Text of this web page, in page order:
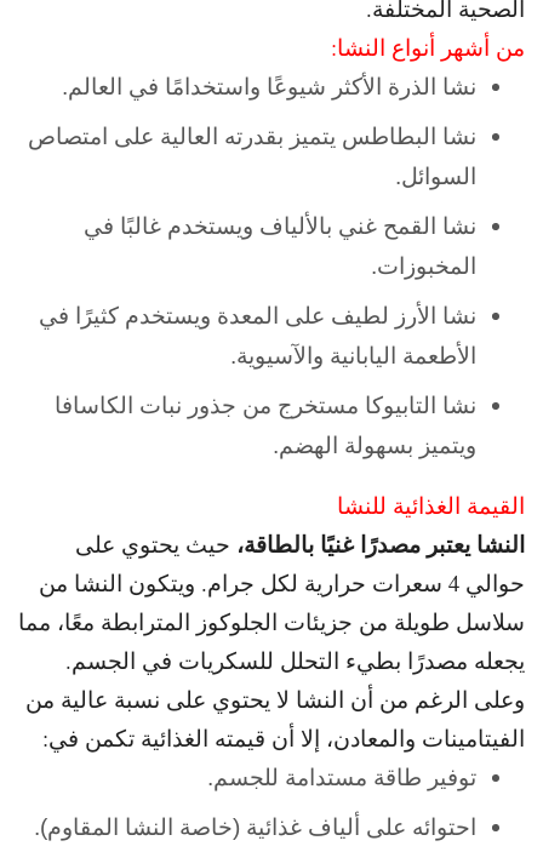
الصحية المختلفة.
من أشهر أنواع النشا:
نشا الذرة الأكثر شيوعًا واستخدامًا في العالم.
نشا البطاطس يتميز بقدرته العالية على امتصاص
السوائل.
نشا القمح غني بالألياف ويستخدم غالبًا في
المخبوزات.
نشا الأرز لطيف على المعدة ويستخدم كثيرًا في
الأطعمة اليابانية والآسيوية.
نشا التابيوكا مستخرج من جذور نبات الكاسافا
ويتميز بسهولة الهضم.
القيمة الغذائية للنشا
النشا يعتبر مصدرًا غنيًا بالطاقة، حيث يحتوي على
حوالي 4 سعرات حرارية لكل جرام. و
يتكون النشا من
سلاسل طويلة من جزيئات الجلوكوز المترابطة معًا، مما
يجعله مصدرًا بطيء التحلل للسكريات في الجسم.
وعلى الرغم من أن النشا لا يحتوي على نسبة عالية من
الفيتامينات والمعادن، إلا أن قيمته الغذائية تكمن في:
توفير طاقة مستدامة للجسم.
احتوائه على ألياف غذائية (خاصة النشا المقاوم).